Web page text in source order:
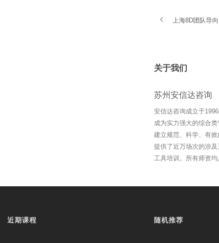
上海8D团队导
关于我们
苏州安信达咨询
安信达咨询成立于
成为实力强大的综合
建立规范、科学、有
提供了近万场次的涉
工具培训。所有师资
近期课程 随机推荐